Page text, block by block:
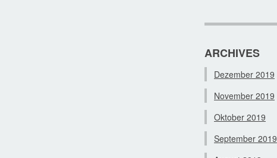
ARCHIVES
Dezember 2019
November 2019
Oktober 2019
September 2019